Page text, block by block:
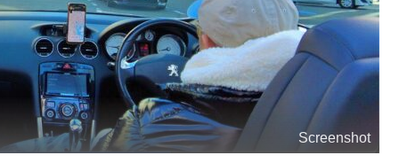
Screenshot